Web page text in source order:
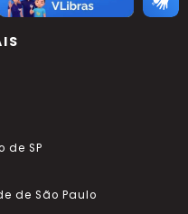
de SP
de São Paulo